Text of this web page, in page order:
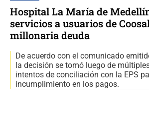
Hospital La María de
servicios a usuarios de
millonaria deuda
De acuerdo con el comunicado
la decisión se tomó luego de
intentos de conciliación con la EPS
incumplimiento en los pagos.